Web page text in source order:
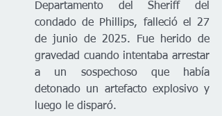
Departamento del Sheriff del
condado de Phillips, falleció el 27
de junio de 2025. Fue herido de
gravedad cuando intentaba arrestar
a un sospechoso que había
detonado un artefacto explosivo y
luego le disparó.